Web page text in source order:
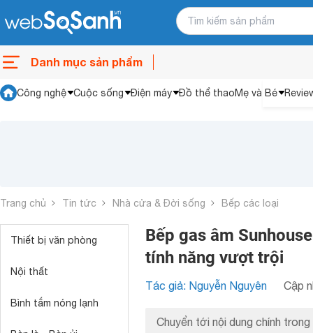
Danh mục sản phẩm
Công nghệ Cuộc sống Điện máy Đồ thể thaoMẹ và Bé
Trang chủ Tin tức Nhà cửa & Đời sống Bếp các loại
Thiết bị văn phòng
Nội thất
Bình tắm nóng lạnh
Bếp gas âm
tính năng vượt trội
Tác giả: Nguyễn Nguyên Cập
Chuyển tới nội dung chính trong